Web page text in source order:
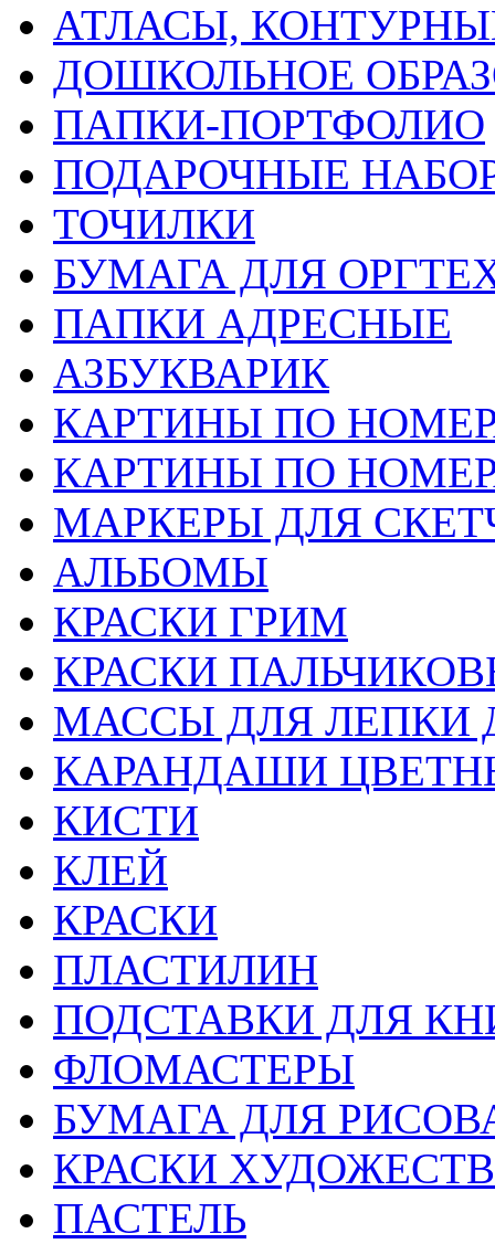
АТЛАСЫ,
ДОШКОЛЬНОЕ
ПАПКИ-ПОРТФОЛИО
ПОДАРОЧНЫЕ
ТОЧИЛКИ
БУМАГА ДЛЯ
ПАПКИ АДРЕСНЫЕ
АЗБУКВАРИК
КАРТИНЫ ПО
КАРТИНЫ ПО
МАРКЕРЫ ДЛЯ
АЛЬБОМЫ
КРАСКИ ГРИМ
КРАСКИ
МАССЫ ДЛЯ ЛЕПКИ
КАРАНДАШИ
КИСТИ
КЛЕЙ
КРАСКИ
ПЛАСТИЛИН
ПОДСТАВКИ ДЛЯ
ФЛОМАСТЕРЫ
БУМАГА ДЛЯ
КРАСКИ
ПАСТЕЛЬ